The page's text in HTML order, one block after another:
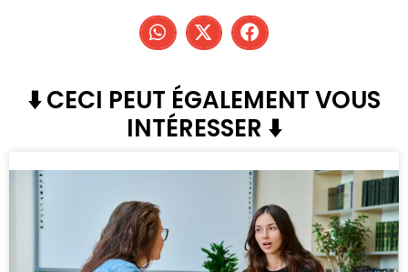
⬇️ CECI PEUT ÉGALEMENT VOUS
INTÉRESSER ⬇️